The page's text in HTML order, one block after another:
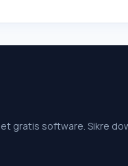
gratis software. Sikre